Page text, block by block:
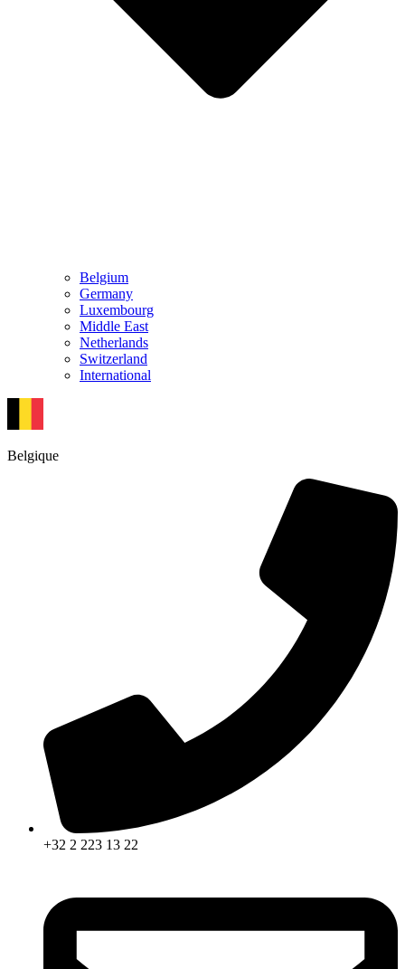
Belgium
Germany
Luxembourg
Middle East
Netherlands
Switzerland
International
Belgique
+32 2 223 13 22